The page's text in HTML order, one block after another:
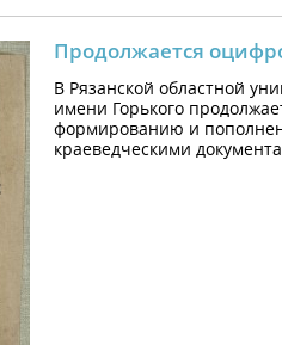
Продолжается
В Рязанской областной
имени Горького
формированию и
краеведческими